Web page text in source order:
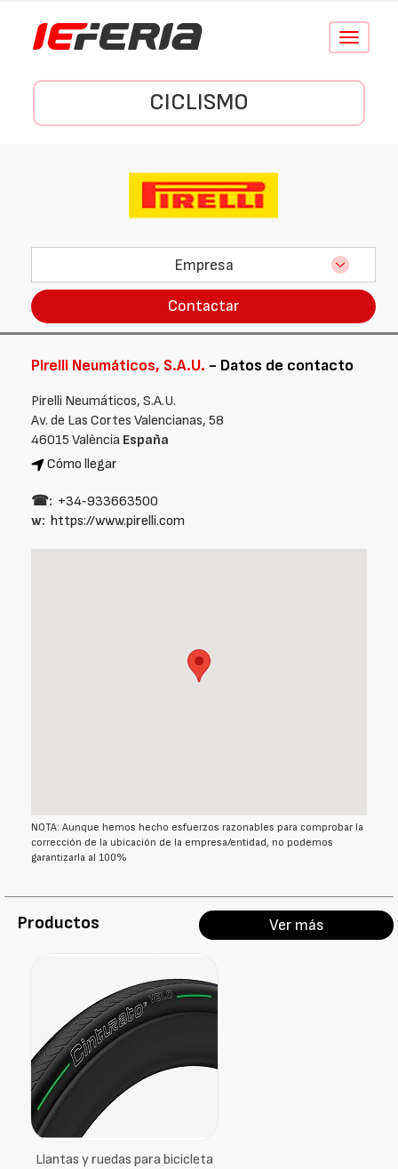
Conmutar
CICLISMO
Empresa
Contactar
Pirelli Neumáticos, S.A.U. - Datos de contacto
Pirelli Neumáticos, S.A.U.
Av. de Las Cortes Valencianas, 58
46015 València España
Cómo llegar
☎: +34‑933663500
w: https://www.pirelli.com
NOTA: Aunque hemos hecho esfuerzos razonables para comprobar la
corrección de la ubicación de la empresa/entidad, no podemos
garantizarla al 100%
Productos Ver más
Llantas y ruedas para bicicleta